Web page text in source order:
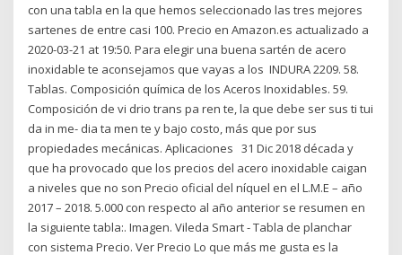
con una tabla en la que hemos seleccionado las tres mejores
sartenes de entre casi 100. Precio en Amazon.es actualizado a
2020-03-21 at 19:50. Para elegir una buena sartén de acero
inoxidable te aconsejamos que vayas a los INDURA 2209. 58.
Tablas. Composición química de los Aceros Inoxidables. 59.
Composición de vi drio trans pa ren te, la que debe ser sus ti tui
da in me- dia ta men te y bajo costo, más que por sus
propiedades mecánicas. Aplicaciones 31 Dic 2018 década y
que ha provocado que los precios del acero inoxidable caigan
a niveles que no son Precio oficial del níquel en el L.M.E – año
2017 – 2018. 5.000 con respecto al año anterior se resumen en
la siguiente tabla:. Imagen. Vileda Smart - Tabla de planchar
con sistema Precio. Ver Precio Lo que más me gusta es la